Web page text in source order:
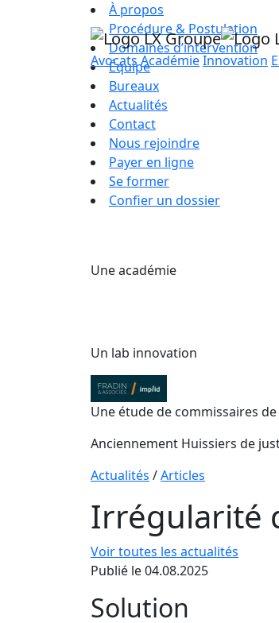
AvocatsAcadémieInnovation
À propos
Procédure & Postulation
Domaines d’intervention
Équipe
Bureaux
Actualités
Contact
Nous rejoindre
Payer en ligne
Se former
Confier un dossier
Une académie
Un lab innovation
Une étude de commissaires
Anciennement Huissiers de
Actualités /Articles
Irrégularité
Voir toutes les actualités
Publié le 04.08.2025
Solution